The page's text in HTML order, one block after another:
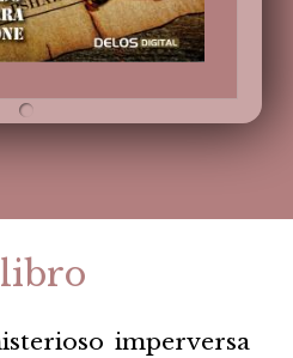
imperversa